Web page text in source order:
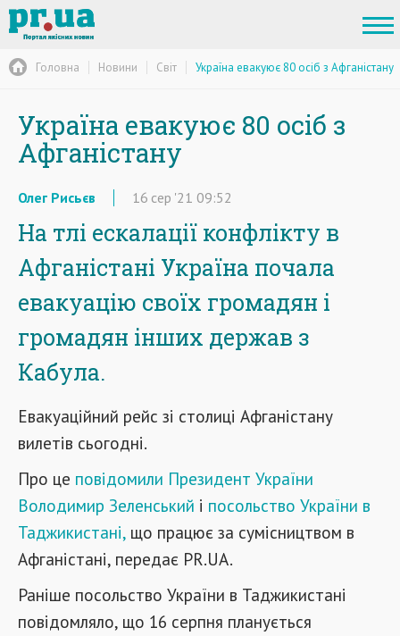
Головна Новини Світ Україна евакуює 80 осіб з Афганістану
Україна евакуює 80 осіб з
Афганістану
Олег Рисьєв 16 сер '21 09:52
На тлі ескалації конфлікту в
Афганістані Україна почала
евакуацію своїх громадян і
громадян інших держав з
Кабула.
Евакуаційний рейс зі столиці Афганістану
вилетів cьогодні.
Про це повідомили Президент України
Володимир Зеленський і посольство України в
Таджикистані, що працює за сумісництвом в
Афганістані, передає PR.UA.
Раніше посольство України в Таджикистані
повідомляло, що 16 серпня планується